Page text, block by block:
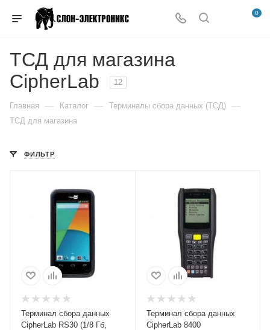
0
ТСД для магазина
CipherLab
12
Главная — Каталог — Терминалы сбора данных (ТСД) —
ТСД для магазина
ФИЛЬТР
Терминал сбора данных
CipherLab RS30 (1/8 Гб,
Терминал сбора данных
CipherLab 8400